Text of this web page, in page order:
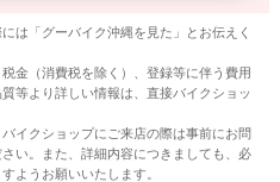
は「グーバイク沖縄を見た」とお伝えく
金（消費税を除く）、登録等に伴う費用
等より詳しい情報は、直接バイクショッ
イクショップにご来店の際は事前にお問
い。また、詳細内容につきましても、必
ようお願いいたします。